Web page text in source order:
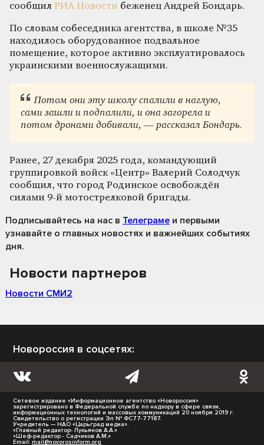
сообщил РИА Новости беженец Андрей Бондарь.
По словам собеседника агентства, в школе №35
находилось оборудованное подвальное
помещение, которое активно эксплуатировалось
украинскими военнослужащими.
Потом они эту школу спалили в наглую,
сами зашли и подпалили, и она загорела и
потом дронами добивали, — рассказал Бондарь.
Ранее, 27 декабря 2025 года, командующий
группировкой войск «Центр» Валерий Солодчук
сообщил, что город Родинское освобождён
силами 9-й мотострелковой бригады.
Подписывайтесь на нас в Телеграме и первыми
узнавайте о главных новостях и важнейших событиях
дня.
Новости партнеров
Новости СМИ2
Новороссия в соцсетях:
Сетевое издание «Информационное агентство «Новороссия»
зарегистрировано в Федеральной службе по надзору в сфере связи,
информационных технологий и массовых коммуникаций 20 ноября 2019 г.
Свидетельство о регистрации Эл № ФС77-77187.
Учредитель — НАО «Царьград медиа».
«Главный редактор- Лукьянов А.А.»
«Шеф-редактор - Садчиков А.М.»
Email: mail@novorosinform.org